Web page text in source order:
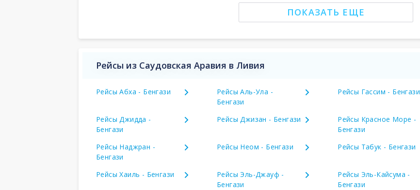
ПОКАЗАТЬ ЕЩЕ
Рейсы из Саудовская Аравия в Ливия
Рейсы Абха - Бенгази
Рейсы Аль-Ула -
Бенгази
Рейсы Гассим - Бенгази
Рейсы Джидда -
Бенгази
Рейсы Джизан - Бенгази
Рейсы Красное Море -
Бенгази
Рейсы Наджран -
Бенгази
Рейсы Неом - Бенгази Рейсы Табук - Бенгази
Рейсы Хаиль - Бенгази
Рейсы Эль-Джауф -
Бенгази
Рейсы Эль-Кайсума -
Бенгази